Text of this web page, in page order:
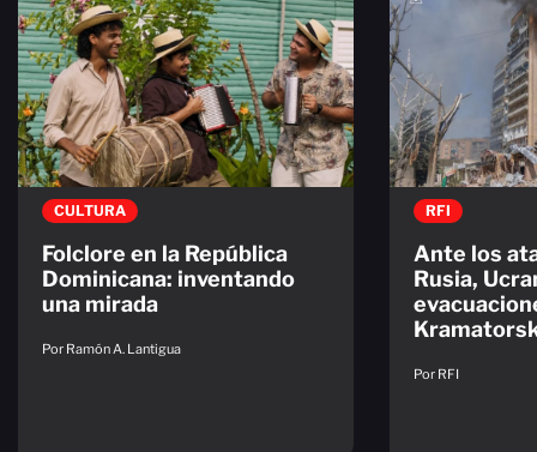
CULTURA
Folclore en la República
Dominicana: inventando
una mirada
Por Ramón A. Lantigua
RFI
Ante los
Rusia,
Por RFI